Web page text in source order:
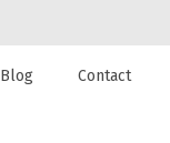
Blog Contact